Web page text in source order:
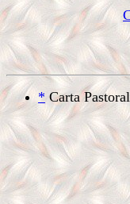
* Carta